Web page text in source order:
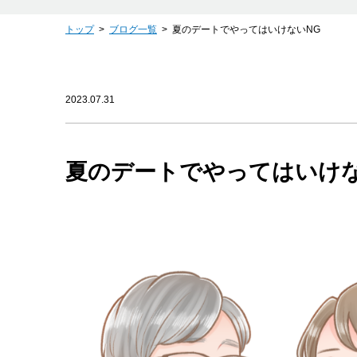
トップ ブログ一覧 夏のデートでやってはいけないNG
2023.07.31
夏のデートでやってはいけ